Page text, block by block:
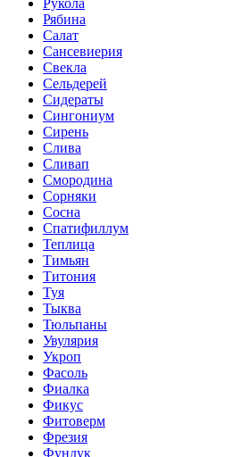
Рукола
Рябина
Салат
Сансевиерия
Свекла
Сельдерей
Сидераты
Сингониум
Сирень
Слива
Сливап
Смородина
Сорняки
Сосна
Спатифиллум
Теплица
Тимьян
Титония
Туя
Тыква
Тюльпаны
Увулярия
Укроп
Фасоль
Фиалка
Фикус
Фитоверм
Фрезия
Фундук